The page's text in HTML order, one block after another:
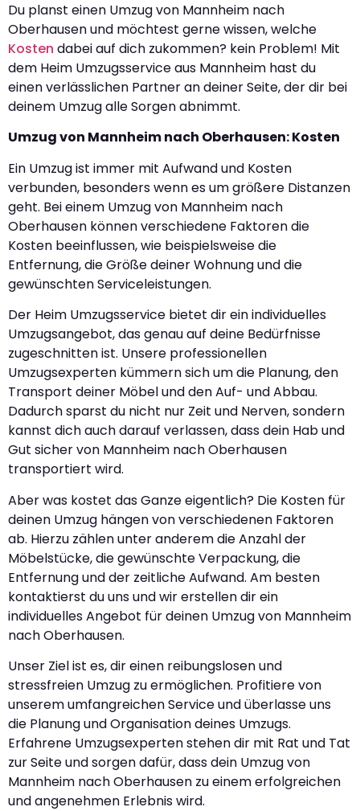
Du planst einen Umzug von Mannheim nach
Oberhausen und möchtest gerne wissen, welche
Kosten dabei auf dich zukommen? kein Problem! Mit
dem Heim Umzugsservice aus Mannheim hast du
einen verlässlichen Partner an deiner Seite, der dir bei
deinem Umzug alle Sorgen abnimmt.
Umzug von Mannheim nach Oberhausen: Kosten
Ein Umzug ist immer mit Aufwand und Kosten
verbunden, besonders wenn es um größere Distanzen
geht. Bei einem Umzug von Mannheim nach
Oberhausen können verschiedene Faktoren die
Kosten beeinflussen, wie beispielsweise die
Entfernung, die Größe deiner Wohnung und die
gewünschten Serviceleistungen.
Der Heim Umzugsservice bietet dir ein individuelles
Umzugsangebot, das genau auf deine Bedürfnisse
zugeschnitten ist. Unsere professionellen
Umzugsexperten kümmern sich um die Planung, den
Transport deiner Möbel und den Auf- und Abbau.
Dadurch sparst du nicht nur Zeit und Nerven, sondern
kannst dich auch darauf verlassen, dass dein Hab und
Gut sicher von Mannheim nach Oberhausen
transportiert wird.
Aber was kostet das Ganze eigentlich? Die Kosten für
deinen Umzug hängen von verschiedenen Faktoren
ab. Hierzu zählen unter anderem die Anzahl der
Möbelstücke, die gewünschte Verpackung, die
Entfernung und der zeitliche Aufwand. Am besten
kontaktierst du uns und wir erstellen dir ein
individuelles Angebot für deinen Umzug von Mannheim
nach Oberhausen.
Unser Ziel ist es, dir einen reibungslosen und
stressfreien Umzug zu ermöglichen. Profitiere von
unserem umfangreichen Service und überlasse uns
die Planung und Organisation deines Umzugs.
Erfahrene Umzugsexperten stehen dir mit Rat und Tat
zur Seite und sorgen dafür, dass dein Umzug von
Mannheim nach Oberhausen zu einem erfolgreichen
und angenehmen Erlebnis wird.